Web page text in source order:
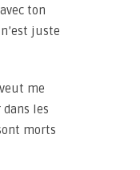
ton
juste
me
les
morts